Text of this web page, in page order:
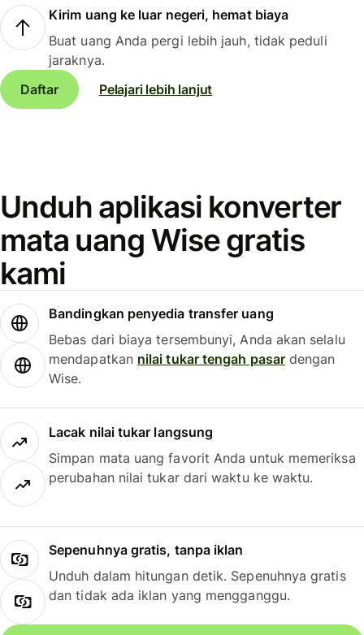
Kirim uang ke luar negeri, hemat biaya
Buat uang Anda pergi lebih jauh, tidak peduli
jaraknya.
Daftar
Pelajari lebih lanjut
Unduh aplikasi konverter
mata uang Wise gratis
kami
Bandingkan penyedia transfer uang
Bebas dari biaya tersembunyi, Anda akan selalu
mendapatkan nilai tukar tengah pasardengan
Wise.
Lacak nilai tukar langsung
Simpan mata uang favorit Anda untuk memeriksa
perubahan nilai tukar dari waktu ke waktu.
Sepenuhnya gratis, tanpa iklan
Unduh dalam hitungan detik. Sepenuhnya gratis
dan tidak ada iklan yang mengganggu.